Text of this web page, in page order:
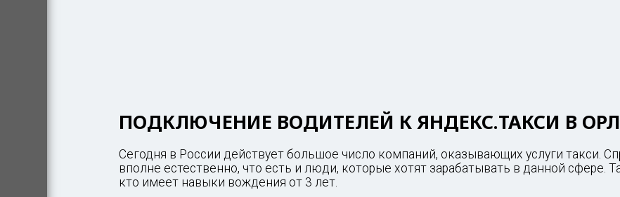
ПОДКЛЮЧЕНИЕ ВОДИТЕЛЕЙ К ЯНДЕКС.ТАКСИ В
Сегодня в России действует большое число компаний, оказывающих услуги такси.
вполне естественно, что есть и люди, которые хотят зарабатывать в данной сфере.
кто имеет навыки вождения от 3 лет.